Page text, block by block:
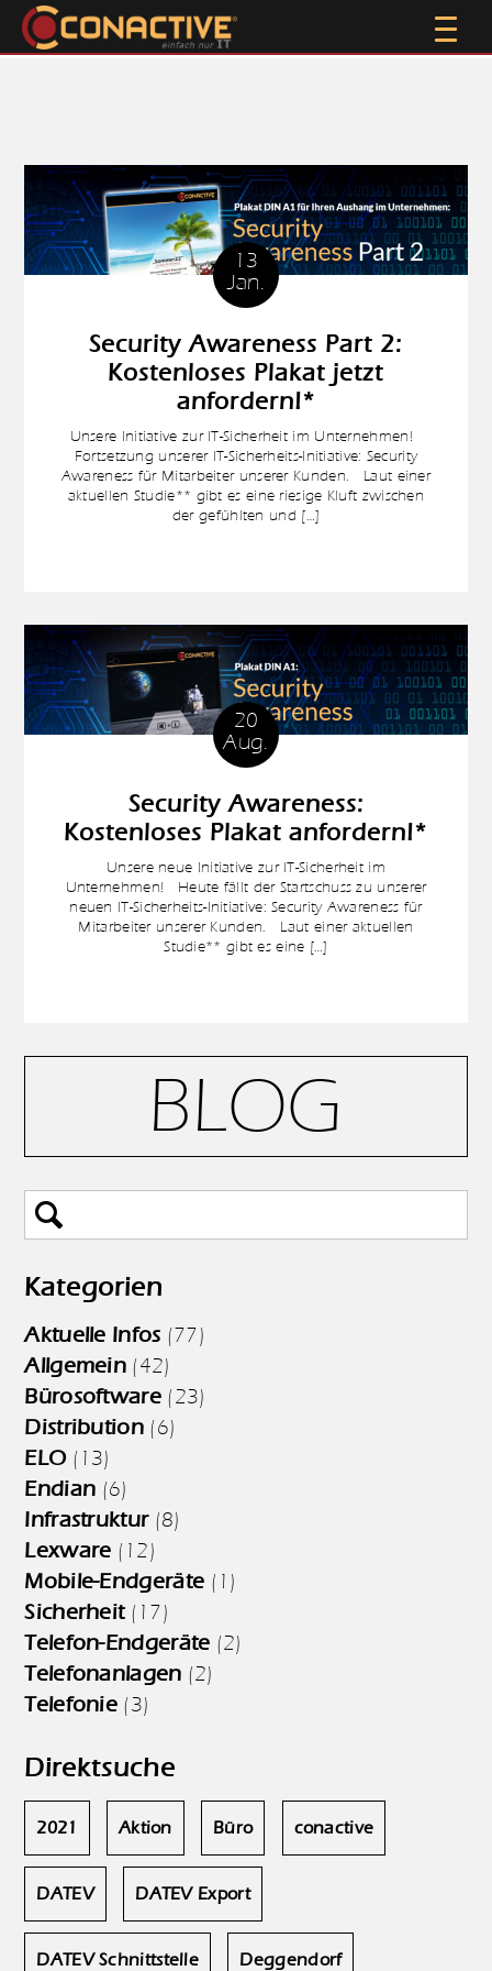
13
Jan.
Security Awareness Part 2:
Kostenloses Plakat jetzt
anfordern!*
Unsere Initiative zur IT-Sicherheit im Unternehmen!
Fortsetzung unserer IT-Sicherheits-Initiative: Security
Awareness für Mitarbeiter unserer Kunden. Laut einer
aktuellen Studie** gibt es eine riesige Kluft zwischen
der gefühlten und […]
20
Aug.
Security Awareness:
Kostenloses Plakat anfordern!*
Unsere neue Initiative zur IT-Sicherheit im
Unternehmen! Heute fällt der Startschuss zu unserer
neuen IT-Sicherheits-Initiative: Security Awareness für
Mitarbeiter unserer Kunden. Laut einer aktuellen
Studie** gibt es eine […]
BLOG
Kategorien
Aktuelle Infos (77)
Allgemein (42)
Bürosoftware (23)
Distribution (6)
ELO (13)
Endian (6)
Infrastruktur(8)
Lexware (12)
Mobile-Endgeräte (1)
Sicherheit(17)
Telefon-Endgeräte (2)
Telefonanlagen (2)
Telefonie (3)
Direktsuche
2021 Aktion Büro conactive
DATEV DATEV Export
DATEV Schnittstelle Deggendorf